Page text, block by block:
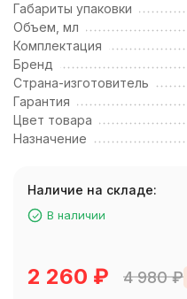
Габариты упаковки
Объем, мл
Комплектация
Бренд
Страна-изготовитель
Гарантия
Цвет товара
Назначение
Наличие на складе:
В наличии
2 260 ₽ 4 980₽